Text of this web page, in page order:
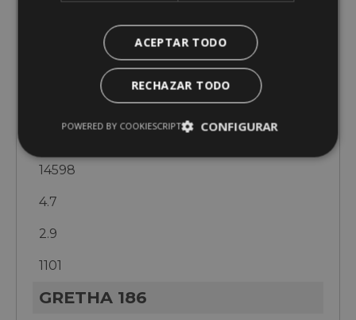
BLONDIE PASTORA 64430
GANADERIA RANCAÑO (C)
14598
4.7
2.9
1101
GRETHA 186
ACEPTAR TODO
RECHAZAR TODO
CONFIGURAR
POWERED BY COOKIESCRIPT